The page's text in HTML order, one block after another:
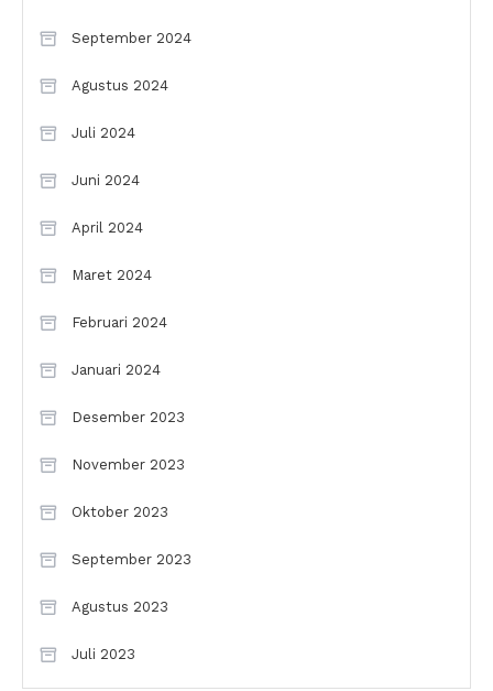
September 2024
Agustus 2024
Juli 2024
Juni 2024
April 2024
Maret 2024
Februari 2024
Januari 2024
Desember 2023
November 2023
Oktober 2023
September 2023
Agustus 2023
Juli 2023